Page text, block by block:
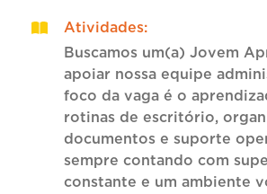
Atividades:
Buscamos um(a) Jovem
apoiar nossa equipe
foco da vaga é o
rotinas de escritório,
documentos e suporte
sempre contando com
constante e um ambiente